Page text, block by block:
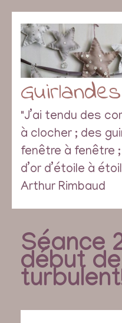
"J’ai tendu des
à clocher ; des
fenêtre à fenêtre
d’or d’étoile à
Arthur Rimbaud
Séance
début